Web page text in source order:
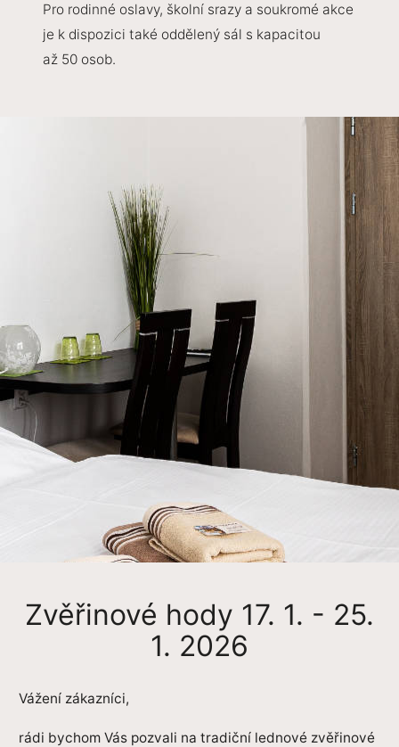
Pro rodinné oslavy, školní srazy a soukromé akce
je k dispozici také oddělený sál s kapacitou
až 50 osob.
Zvěřinové hody 17. 1. - 25.
1. 2026
Vážení zákazníci,
rádi bychom Vás pozvali na tradiční lednové zvěřinové